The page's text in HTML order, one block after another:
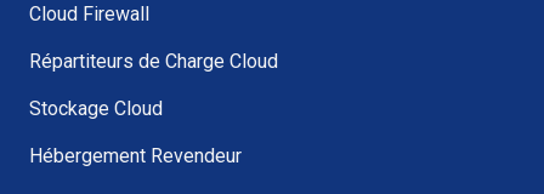
Cloud Firewall
Répartiteurs de Charge Cloud
Stockage Cloud
Hébergement Revendeur